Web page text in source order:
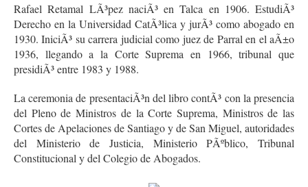
Rafael Retamal LÃ³pez naciÃ³ en Talca en 1906. EstudiÃ³
Derecho en la Universidad CatÃ³lica y jurÃ³ como abogado en
1930. IniciÃ³ su carrera judicial como juez de Parral en el aÃ±o
1936, llegando a la Corte Suprema en 1966, tribunal que
presidiÃ³ entre 1983 y 1988.
La ceremonia de presentaciÃ³n del libro contÃ³ con la presencia
del Pleno de Ministros de la Corte Suprema, Ministros de las
Cortes de Apelaciones de Santiago y de San Miguel, autoridades
del Ministerio de Justicia, Ministerio PÃºblico, Tribunal
Constitucional y del Colegio de Abogados.